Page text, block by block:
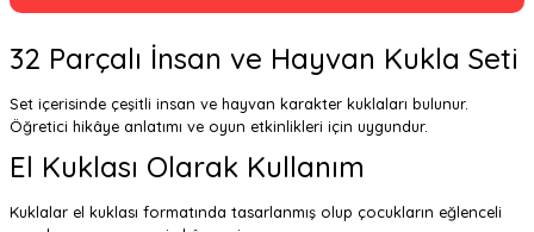
32 Parçalı İnsan ve Hayvan Kukla Seti
Set içerisinde çeşitli insan ve hayvan karakter kuklaları bulunur.
Öğretici hikâye anlatımı ve oyun etkinlikleri için uygundur.
El Kuklası Olarak Kullanım
Kuklalar el kuklası formatında tasarlanmış olup çocukların eğlenceli